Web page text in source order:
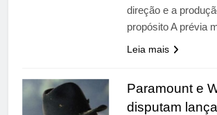
direção e a
propósito A prévia
Leia mais
Paramount e
disputam